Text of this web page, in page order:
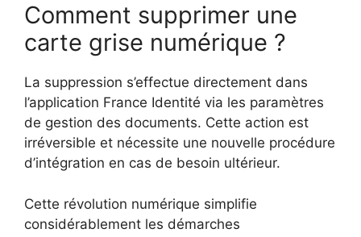
Comment supprimer une
carte grise numérique ?
La suppression s’effectue directement dans
l’application France Identité via les paramètres
de gestion des documents. Cette action est
irréversible et nécessite une nouvelle procédure
d’intégration en cas de besoin ultérieur.
Cette révolution numérique simplifie
considérablement les démarches